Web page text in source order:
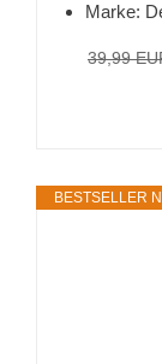
Marke:
39,99
BESTSELLER